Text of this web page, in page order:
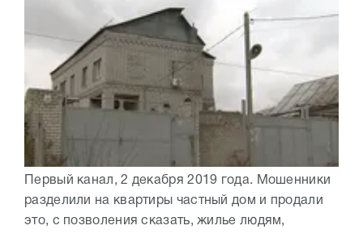
Первый канал, 2 декабря 2019 года. Мошенники
разделили на квартиры частный дом и продали
это, с позволения сказать, жилье людям,